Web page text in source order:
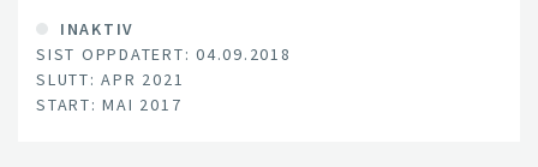
INAKTIV
SIST OPPDATERT: 04.09.2018
SLUTT: APR 2021
START: MAI 2017